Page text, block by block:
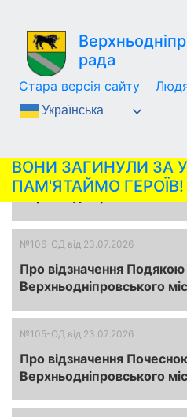
рада
Стара версія сайту
Українська
ВОНИ ЗАГИНУЛИ ЗА
ПАМ'ЯТАЙМО ГЕРОЇВ!
Розпорядження
голови
Про відзначення
Верхньодніпровського
№106-ОД від 23.07.2026
Про відзначення Подякою
Верхньодніпровського
№105-ОД від 23.07.2026
Про відзначення
Верхньодніпровського